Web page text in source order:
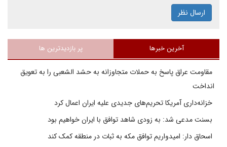
ارسال نظر
آخرین خبرها پر بازدیدترین ها
مقاومت عراق پاسخ به حملات متجاوزانه به حشد الشعبی را به تعویق
انداخت
خزانه‌داری آمریکا تحریم‌های جدیدی علیه ایران اعمال کرد
بسنت مدعی شد: به زودی شاهد توافق با ایران خواهیم بود
اسحاق دار: امیدواریم توافق مکه به ثبات در منطقه کمک کند